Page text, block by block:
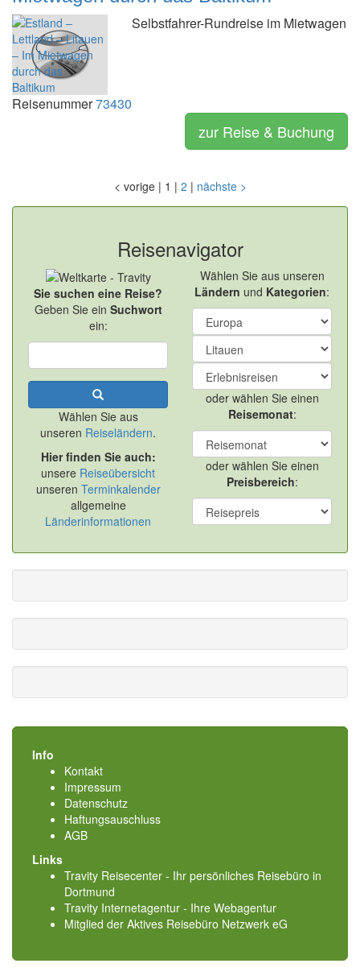
Selbstfahrer-Rundreise im Mietwagen
Reisenummer73430
zur Reise & Buchung
< vorige | 1 | 2 | nächste >
Reisenavigator
Sie suchen eine Reise?
Geben Sie ein Suchwort
ein:
Wählen Sie aus
unseren Reiseländern.
Hier finden Sie auch:
unsere Reiseübersicht
unseren Terminkalender
allgemeine
Länderinformationen
Wählen Sie aus unseren
Ländern und Kategorien:
oder wählen Sie einen
Reisemonat:
oder wählen Sie einen
Preisbereich:
Info
Kontakt
Impressum
Datenschutz
Haftungsauschluss
AGB
Links
Travity Reisecenter - Ihr persönliches Reisebüro in
Dortmund
Travity Internetagentur - Ihre Webagentur
Mitglied der Aktives Reisebüro Netzwerk eG